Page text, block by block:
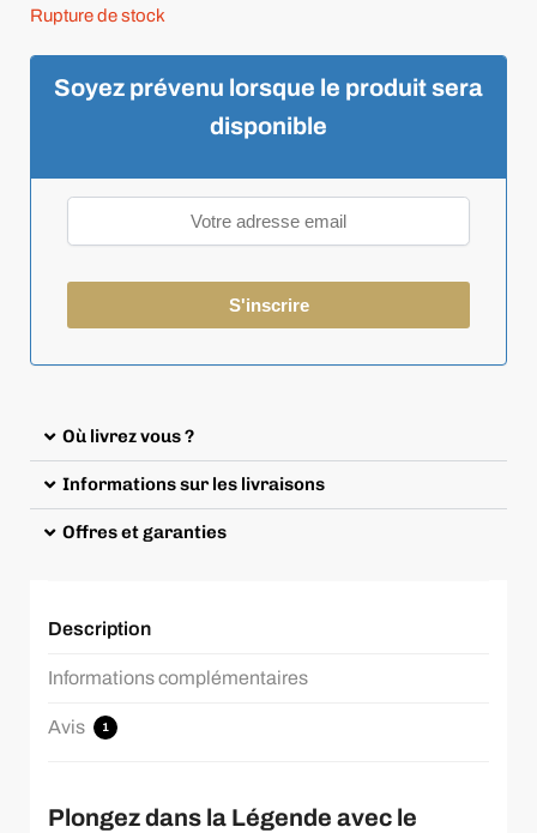
Rupture de stock
Soyez prévenu lorsque le produit sera
disponible
Où livrez vous ?
Informations sur les livraisons
Offres et garanties
Description
Informations complémentaires
Avis 1
Plongez dans la Légende avec le